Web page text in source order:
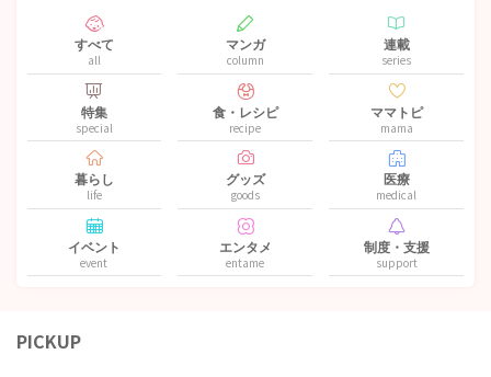
すべて
all
マンガ
column
連載
series
特集
special
食・レシピ
recipe
ママトピ
mama
暮らし
life
グッズ
goods
医療
medical
イベント
event
エンタメ
entame
制度・支援
support
PICKUP